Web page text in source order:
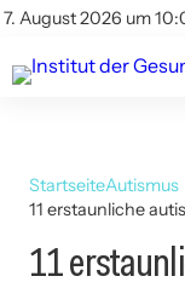
7. August 2026 um
Kontakt
Kontakt
AGBs
StartseiteAutismus
11 erstaunliche
11